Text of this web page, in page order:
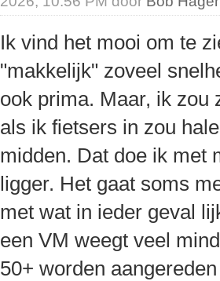
Ik vind het mooi om te
"makkelijk" zoveel
ook prima. Maar, ik zou
als ik fietsers in zou
midden. Dat doe ik met
ligger. Het gaat soms
met wat in ieder geval
een VM weegt veel
50+ worden